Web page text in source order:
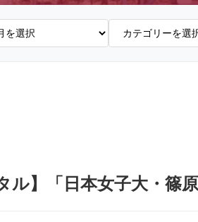
ル】「日本女子大・篠